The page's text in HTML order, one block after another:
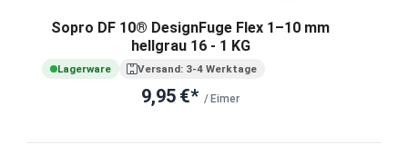
Sopro DF 10® DesignFuge Flex 1–10 mm
hellgrau 16 - 1 KG
Lagerware Versand: 3-4 Werktage
9,95 €* / Eimer